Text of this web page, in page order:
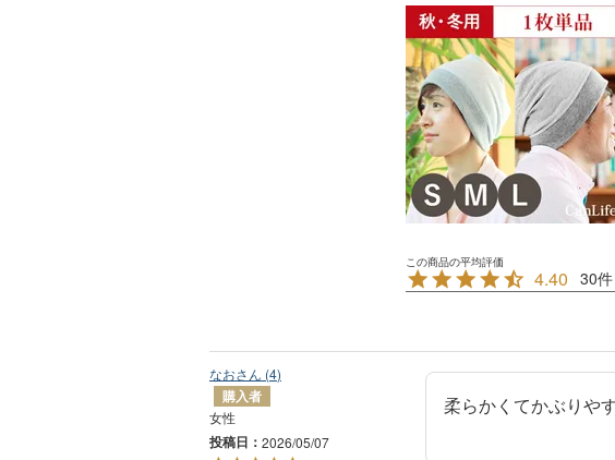
4.40 30
なお 4
購入者
女性
投稿日 2026/05/07
柔らかくてかぶりや